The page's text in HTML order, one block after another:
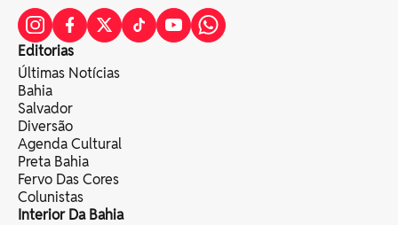
Editorias
Últimas Notícias
Bahia
Salvador
Diversão
Agenda Cultural
Preta Bahia
Fervo Das Cores
Colunistas
Interior Da Bahia